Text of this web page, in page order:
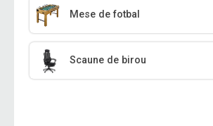
Mese de fotbal
Scaune de birou